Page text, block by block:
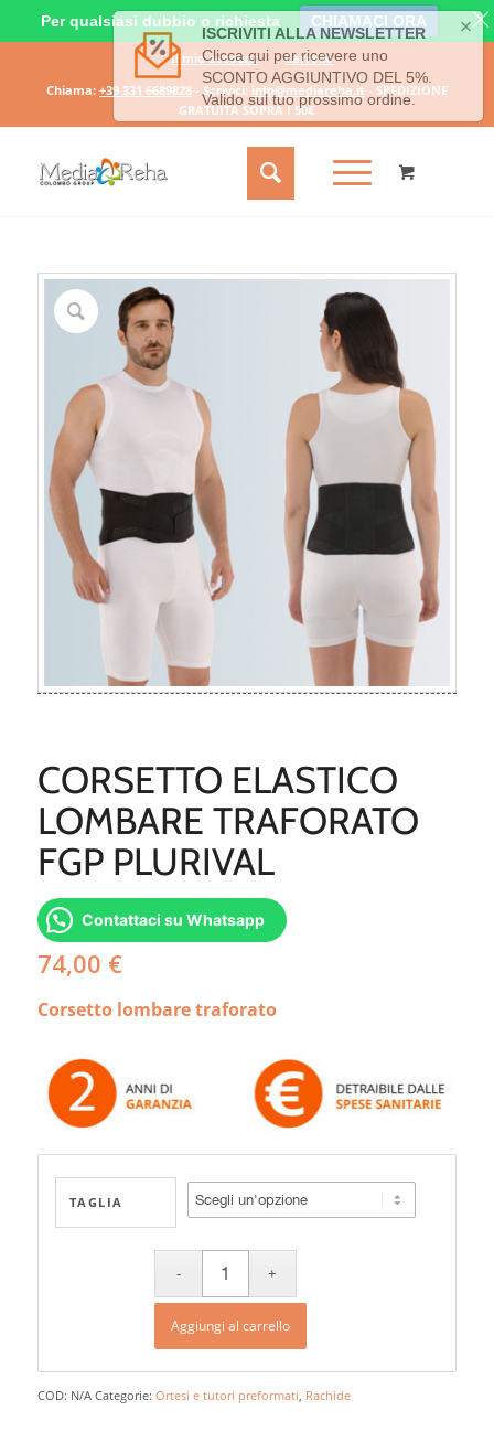
Il mio account
Carrello
Chiama: +39 331 6689828- Scrivici: info@mediareha.it - SPEDIZIONE
GRATUITA SOPRA I 50€
CORSETTO ELASTICO
LOMBARE TRAFORATO
FGP PLURIVAL
Contattaci su Whatsapp
74,00 €
Corsetto lombare traforato
TAGLIA
Aggiungi al carrello
COD: N/A Categorie: Ortesi e tutori preformati Rachide
Per qualsiasi dubbio o richiesta CHIAMACI ORA